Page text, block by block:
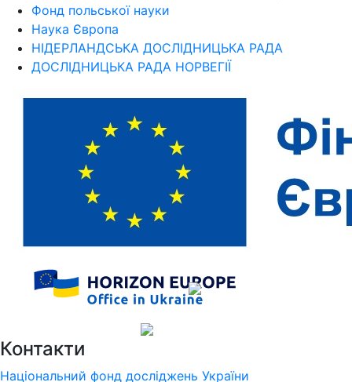
Фонд польської науки
Наука Європа
НІДЕРЛАНДСЬКА ДОСЛІДНИЦЬКА РАДА
ДОСЛІДНИЦЬКА РАДА НОРВЕГІЇ
Контакти
Національний фонд досліджень України